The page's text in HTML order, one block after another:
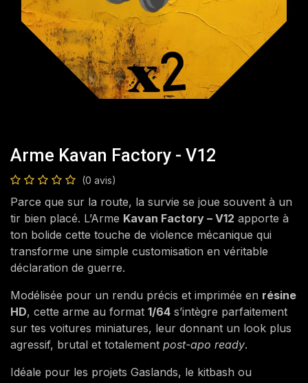
Arme Kavan Factory - V12
(0 avis)
Parce que sur la route, la survie se joue souvent à un
tir bien placé. L’Arme Kavan Factory – V12 apporte à
ton bolide cette touche de violence mécanique qui
transforme une simple customisation en véritable
déclaration de guerre.
Modélisée pour un rendu précis et imprimée en résine
HD, cette arme au format 1/64 s’intègre parfaitement
sur tes voitures miniatures, leur donnant un look plus
agressif, brutal et totalement post-apo ready.
Idéale pour les projets Gaslands, le kitbash ou